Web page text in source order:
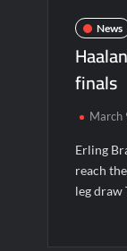
News
finals
March
Erling
reach
leg draw